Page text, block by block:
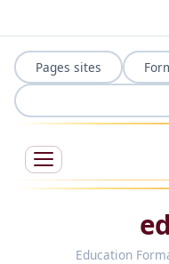
Pages sites
Education